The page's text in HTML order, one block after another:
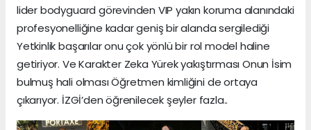
lider bodyguard görevinden VIP yakın koruma alanındaki
profesyonelliğine kadar geniş bir alanda sergilediği
Yetkinlik başarılar onu çok yönlü bir rol model haline
getiriyor. Ve Karakter Zeka Yürek yakıştırması Onun İsim
bulmuş hali olması Öğretmen kimliğini de ortaya
çıkarıyor. İZGİ’den öğrenilecek şeyler fazla..